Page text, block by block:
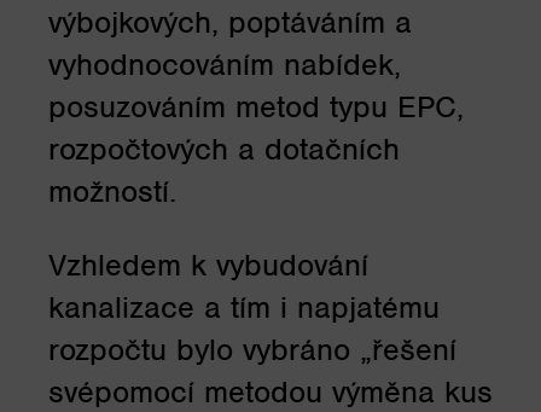
výbojkových, poptáváním a
vyhodnocováním nabídek,
posuzováním metod typu EPC,
rozpočtových a dotačních
možností.
Vzhledem k vybudování
kanalizace a tím i napjatému
rozpočtu bylo vybráno „řešení
svépomocí metodou výměna kus